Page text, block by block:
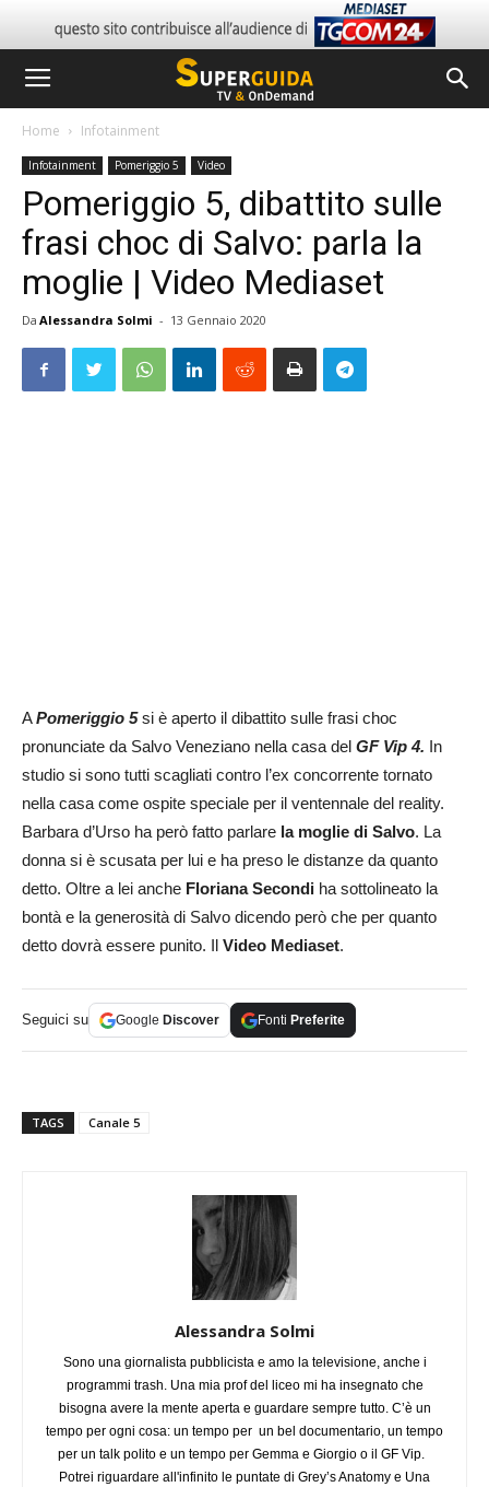
Home Infotainment
Infotainment Pomeriggio 5 Video
Pomeriggio 5, dibattito sulle
frasi choc di Salvo: parla la
moglie | Video Mediaset
Da Alessandra Solmi - 13 Gennaio 2020
APomeriggio 5si è aperto il dibattito sulle frasi choc
pronunciate da Salvo Veneziano nella casa del GF Vip 4. In
studio si sono tutti scagliati contro l’ex concorrente tornato
nella casa come ospite speciale per il ventennale del reality.
Barbara d’Urso ha però fatto parlare la moglie di Salvo. La
donna si è scusata per lui e ha preso le distanze da quanto
detto. Oltre a lei anche Floriana Secondi ha sottolineato la
bontà e la generosità di Salvo dicendo però che per quanto
detto dovrà essere punito. Il Video Mediaset.
Seguici su Google Discover Fonti Preferite
TAGS Canale 5
Alessandra Solmi
Sono una giornalista pubblicista e amo la televisione, anche i
programmi trash. Una mia prof del liceo mi ha insegnato che
bisogna avere la mente aperta e guardare sempre tutto. C’è un
tempo per ogni cosa: un tempo per un bel documentario, un tempo
per un talk polito e un tempo per Gemma e Giorgio o il GF Vip.
Potrei riguardare all'infinito le puntate di Grey’s Anatomy e Una